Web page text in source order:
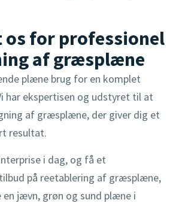
os for professionel
af græsplæne
plæne brug for en komplet
har ekspertisen og udstyret til at
af græsplæne, der giver dig et
resultat.
i dag, og få et
på reetablering af græsplæne,
en jævn, grøn og sund plæne i